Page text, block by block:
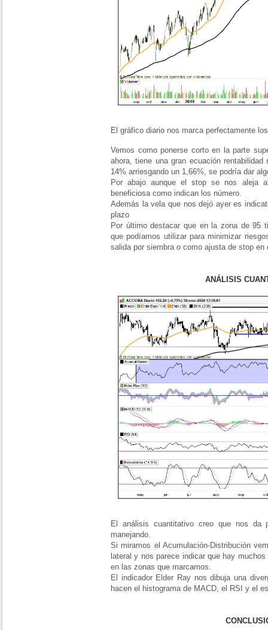
El gráfico diario nos marca perfectamente
Vemos como ponerse corto en la parte
ahora, tiene una gran ecuación
14% arriesgando un 1,66%, se podría dar
Por abajo aunque el stop se nos aleja
beneficiosa como indican los número.
Además la vela que nos dejó ayer es
plazo
Por último destacar que en la zona de 95
que podíamos utilizar para minimizar
salida por siembra o como ajusta de stop
ANÁLISIS
El análisis cuantitativo creo que nos da
manejando.
Si miramos el Acumulación-Distribución
lateral y nos parece indicar que hay
en las zonas que marcamos.
El indicador Elder Ray nos dibuja una
hacen el histograma de MACD, el RSI y el